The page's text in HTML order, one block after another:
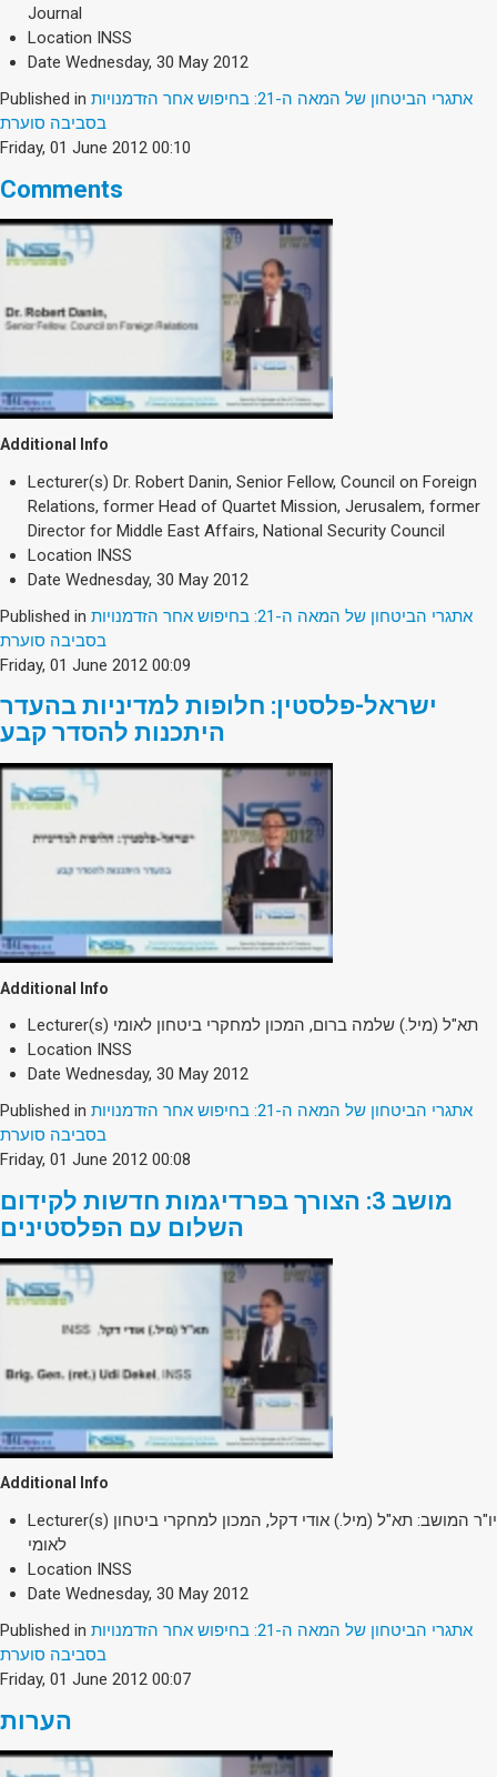
Journal
Location INSS
Date Wednesday, 30 May 2012
Published in אתגרי הביטחון של המאה ה-21: בחיפוש אחר הזדמנויות
בסביבה סוערת
Friday, 01 June 2012 00:10
Comments
Additional Info
Lecturer(s) Dr. Robert Danin, Senior Fellow, Council on Foreign
Relations, former Head of Quartet Mission, Jerusalem, former
Director for Middle East Affairs, National Security Council
Location INSS
Date Wednesday, 30 May 2012
Published in אתגרי הביטחון של המאה ה-21: בחיפוש אחר הזדמנויות
בסביבה סוערת
Friday, 01 June 2012 00:09
ישראל-פלסטין: חלופות למדיניות בהעדר
היתכנות להסדר קבע
Additional Info
Lecturer(s) תא"ל (מיל.) שלמה ברום, המכון למחקרי ביטחון לאומי
Location
INSS
Date Wednesday, 30 May 2012
Published in אתגרי הביטחון של המאה ה-21: בחיפוש אחר הזדמנויות
בסביבה סוערת
Friday, 01 June 2012 00:08
מושב 3: הצורך בפרדיגמות חדשות לקידום
השלום עם הפלסטינים
Additional Info
Lecturer(s) יו"ר המושב: תא"ל (מיל.) אודי דקל, המכון למחקרי ביטחון
לאומי
Location INSS
Date Wednesday, 30 May 2012
Published in אתגרי הביטחון של המאה ה-21: בחיפוש אחר הזדמנויות
בסביבה סוערת
Friday, 01 June 2012 00:07
הערות